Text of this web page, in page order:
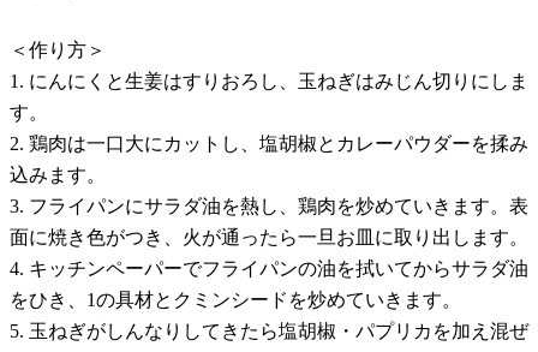
＜作り方＞
1. にんにくと生姜はすりおろし、玉ねぎはみじん切りにしま
す。
2. 鶏肉は一口大にカットし、塩胡椒とカレーパウダーを揉み
込みます。
3. フライパンにサラダ油を熱し、鶏肉を炒めていきます。表
面に焼き色がつき、火が通ったら一旦お皿に取り出します。
4. キッチンペーパーでフライパンの油を拭いてからサラダ油
をひき、1の具材とクミンシードを炒めていきます。
5. 玉ねぎがしんなりしてきたら塩胡椒・パプリカを加え混ぜ